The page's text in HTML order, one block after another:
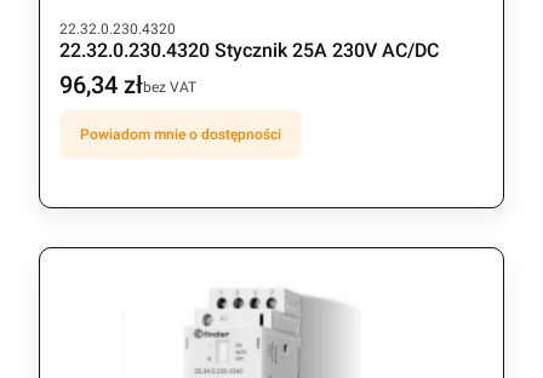
Kod produktu
22.32.0.230.4320
22.32.0.230.4320 Stycznik 25A 230V AC/DC
Cena
96,34 złbez VAT
Powiadom mnie o dostępności